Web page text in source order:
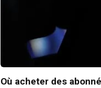
Où acheter des